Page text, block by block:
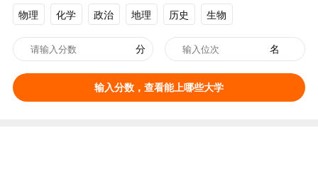
物理 化学 政治 地理 历史 生物
分 名
输入分数，查看能上哪些大学